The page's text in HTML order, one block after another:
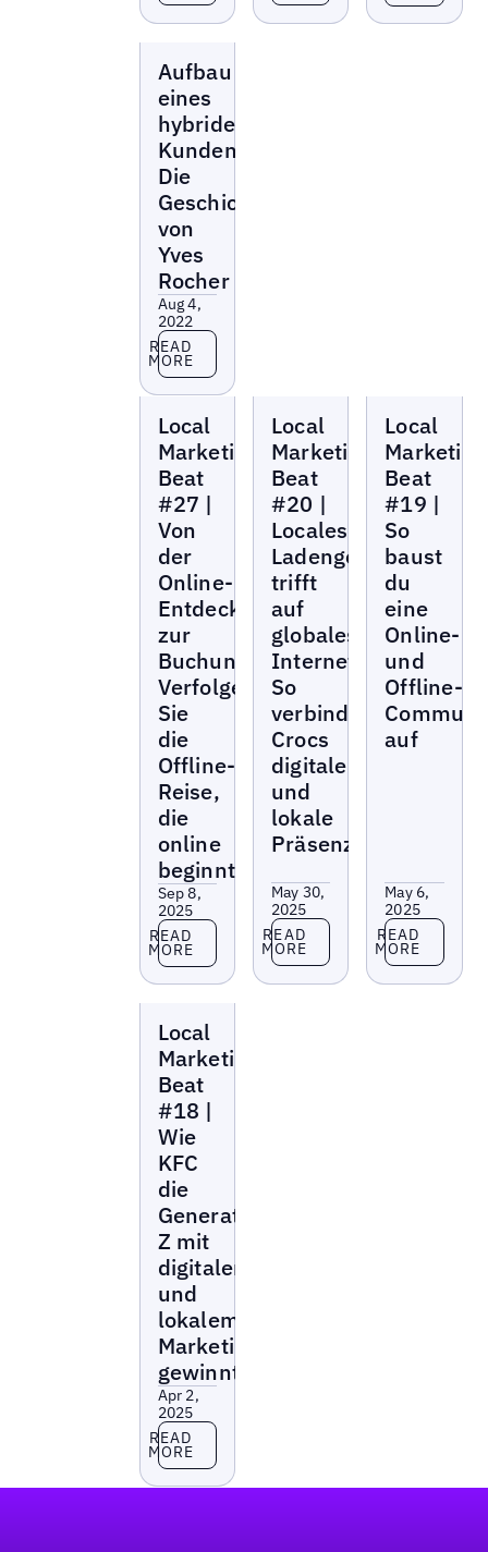
Aufbau
eines
hybriden
Kundenerlebnisses:
Die
Geschichte
von
Yves
Rocher
Aug 4,
2022
Read more
READ
MORE
Marketing
Beat
Local
Marketing
Beat
#27 |
Von
der
Online-
Entdeckung
zur
Buchung:
Verfolgen
Sie
die
Offline-
Reise,
die
online
beginnt
Sep 8,
2025
Read more
READ
MORE
Marketing
Beat
Local
Marketing
Beat
#20 |
Locales
Ladengeschäft
trifft
auf
globales
Internet:
So
verbindet
Crocs
digitale
und
lokale
Präsenz
May 30,
2025
Read more
READ
MORE
Marketing
Beat
Local
Marketing
Beat
#19 |
So
baust
du
eine
Online-
und
Offline-
auf
May 6,
2025
Read more
READ
MORE
Marketing
Beat
Local
Marketing
Beat
#18 |
Wie
KFC
die
Generation
Z mit
digitalem
und
lokalem
Marketing
gewinnt
Apr 2,
2025
Read more
READ
MORE